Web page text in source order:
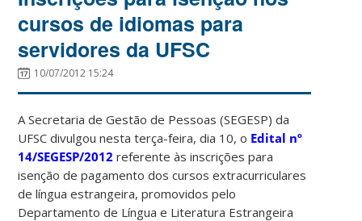
cursos de idiomas para
servidores da UFSC
10/07/2012 15:24
A Secretaria de Gestão de Pessoas (SEGESP) da
UFSC divulgou nesta terça-feira, dia 10, o Edital nº
14/SEGESP/2012 referente às inscrições para
isenção de pagamento dos cursos extracurriculares
de língua estrangeira, promovidos pelo
Departamento de Língua e Literatura Estrangeira